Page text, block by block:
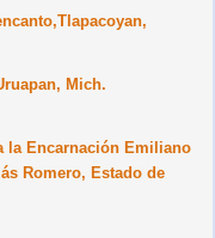
Mich.
la Encarnación Emiliano
Romero, Estado de